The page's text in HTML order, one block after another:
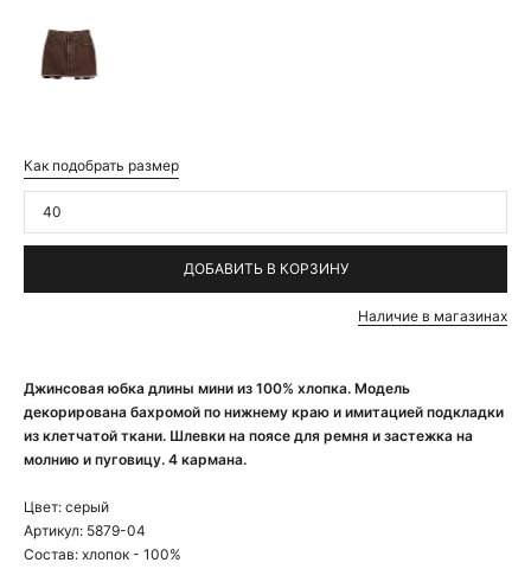
Джинсовая юбка длины мини из 100% хлопка. Модель
декорирована бахромой по нижнему краю и имитацией подкладки
из клетчатой ткани. Шлевки на поясе для ремня и застежка на
молнию и пуговицу. 4 кармана.
Цвет: серый
Артикул: 5879-04
Состав: хлопок - 100%
Как подобрать размер
40
ДОБАВИТЬ В КОРЗИНУ
Наличие в магазинах